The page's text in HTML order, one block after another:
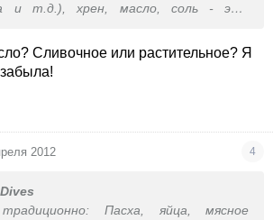
и т.д.), хрен, масло, соль - это
Сливочное или растительное? Я
2012 4
Пасха, яйца, мясное